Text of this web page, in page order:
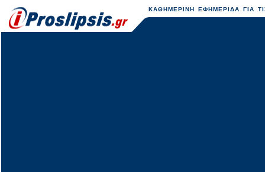
ΚΑΘΗΜΕΡΙΝΗ ΕΦΗΜΕΡΙΔΑ ΓΙΑ